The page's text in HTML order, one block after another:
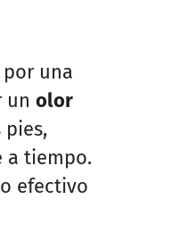
una
un olor
a tiempo.
efectivo